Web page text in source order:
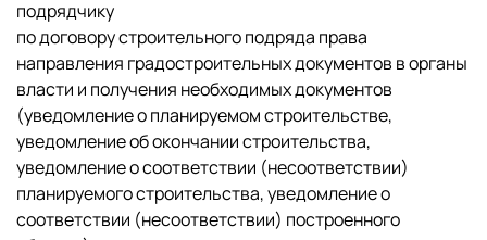
подрядчику
по договору строительного подряда права
направления градостроительных документов в органы
власти и получения необходимых документов
(уведомление о планируемом строительстве,
уведомление об окончании строительства,
уведомление о соответствии (несоответствии)
планируемого строительства, уведомление о
соответствии (несоответствии) построенного